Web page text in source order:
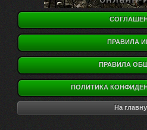
ПРАВИЛА
ПРАВИЛА
ПОЛИТИКА
На